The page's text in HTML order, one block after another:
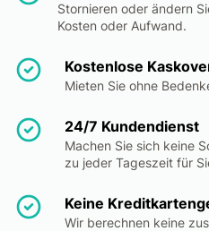
Stornieren oder ändern
Kosten oder Aufwand.
Kostenlose
Mieten Sie ohne
24/7 Kundendienst
Machen Sie sich keine
zu jeder Tageszeit für
Keine
Wir berechnen keine